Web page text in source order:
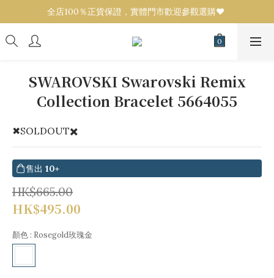
全店100％正貨保證，實體門市歡迎參觀選購❤️
全店100％正貨保證，實體門市歡迎參觀選購❤️
設有代購服務！任何品牌／款式可來圖報價💟
SWAROVSKI Swarovski Remix
Collection Bracelet 5664055
✖SOLDOUT️✖️
售出 10+
HK$665.00
HK$495.00
顏色 : Rosegold玫瑰金